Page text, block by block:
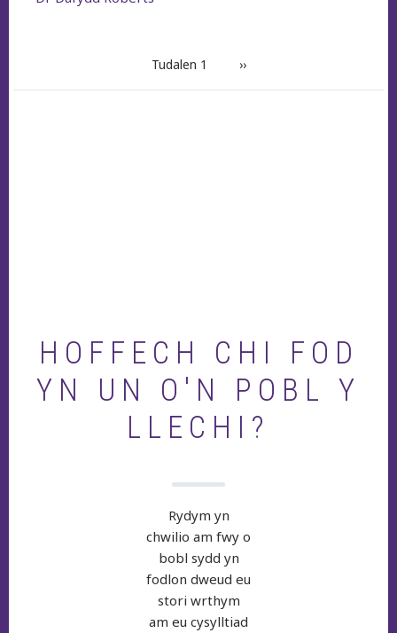
Tudalen 1 Next
››
HOFFECH CHI FOD
YN UN O'N POBL Y
LLECHI?
Rydym yn
chwilio am fwy o
bobl sydd yn
fodlon dweud eu
stori wrthym
am eu cysylltiad